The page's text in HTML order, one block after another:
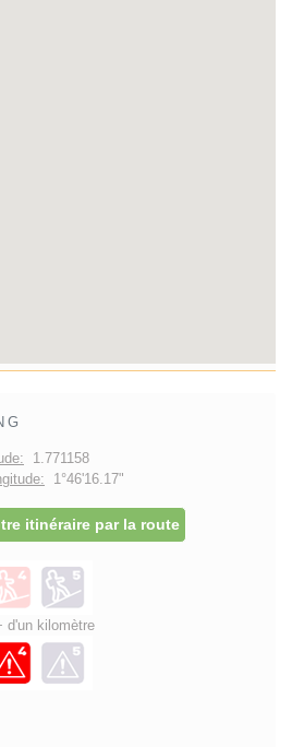
1.771158
1°46'16.17"
itinéraire par la route
d'un kilomètre